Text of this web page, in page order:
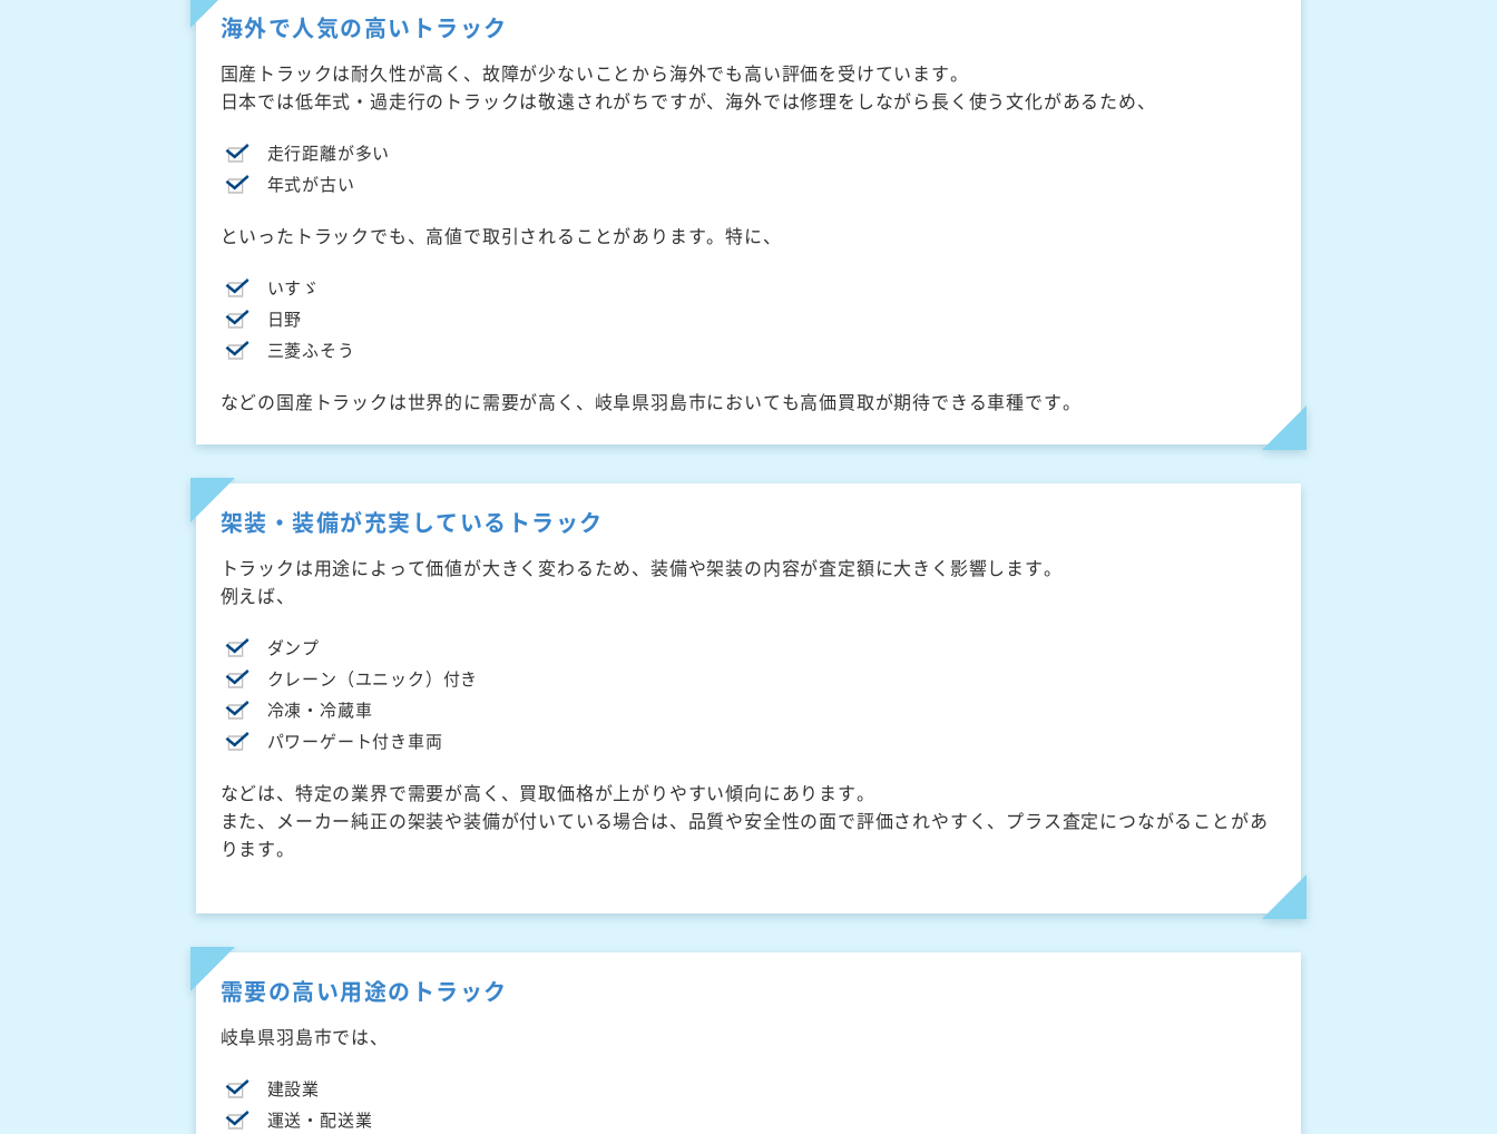
海外で人気の高いトラック
国産トラックは耐久性が高く、故障が少ないことから海外でも高い評価を受けています。
日本では低年式・過走行のトラックは敬遠されがちですが、海外では修理をしながら長く使う文化があるため、
走行距離が多い
年式が古い
といったトラックでも、高値で取引されることがあります。特に、
いすゞ
日野
三菱ふそう
などの国産トラックは世界的に需要が高く、岐阜県羽島市においても高価買取が期待できる車種です。
架装・装備が充実しているトラック
トラックは用途によって価値が大きく変わるため、装備や架装の内容が査定額に大きく影響します。
例えば、
ダンプ
クレーン（ユニック）付き
冷凍・冷蔵車
パワーゲート付き車両
などは、特定の業界で需要が高く、買取価格が上がりやすい傾向にあります。
また、メーカー純正の架装や装備が付いている場合は、品質や安全性の面で評価されやすく、プラス査定につながることがあ
ります。
需要の高い用途のトラック
岐阜県羽島市では、
建設業
運送・配送業